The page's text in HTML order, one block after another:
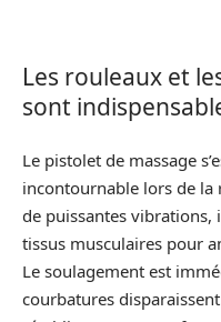
Les rouleaux et
sont
Le pistolet de massage
incontournable lors de la
de puissantes
tissus musculaires pour
Le soulagement est
courbatures